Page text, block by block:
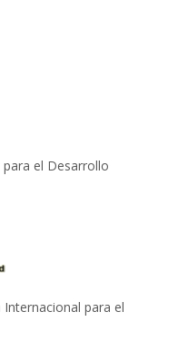
el Desarrollo
para el